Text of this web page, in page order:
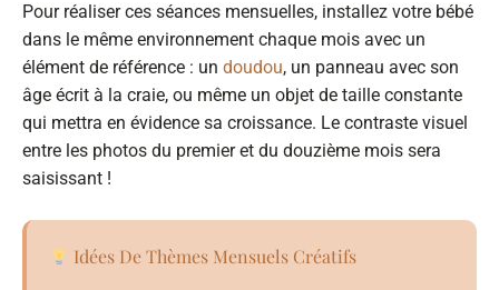
Pour réaliser ces séances mensuelles, installez votre bébé
dans le même environnement chaque mois avec un
élément de référence : un doudou, un panneau avec son
âge écrit à la craie, ou même un objet de taille constante
qui mettra en évidence sa croissance. Le contraste visuel
entre les photos du premier et du douzième mois sera
saisissant !
Idées De Thèmes Mensuels Créatifs